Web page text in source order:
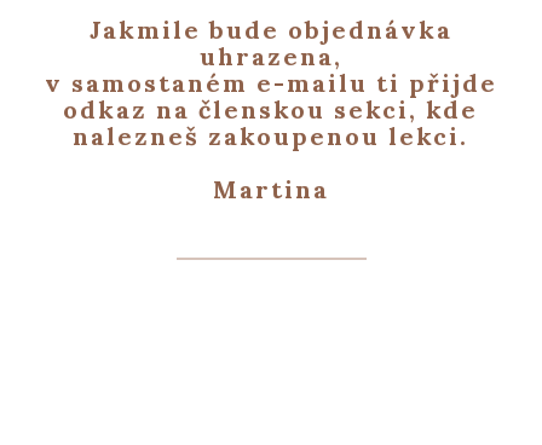
Jakmile bude objednávka
uhrazena,
v samostaném e-mailu ti přijde
odkaz na členskou sekci, kde
nalezneš zakoupenou lekci.
Martina